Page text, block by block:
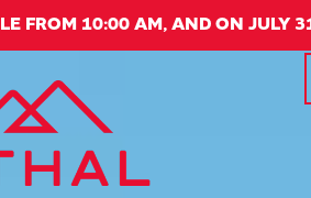
FROM 10:00 AM, AND ON JULY